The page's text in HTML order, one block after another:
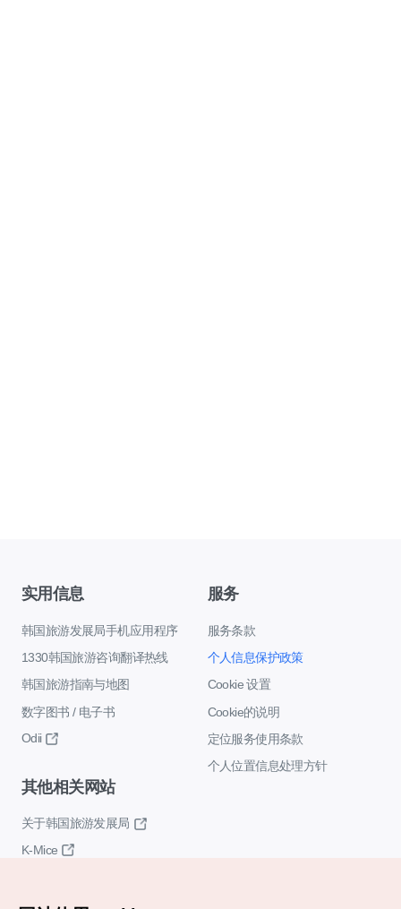
实用信息
韩国旅游发展局手机应用程序
1330韩国旅游咨询翻译热线
韩国旅游指南与地图
数字图书 / 电子书
Odii
服务
服务条款
个人信息保护政策
Cookie 设置
Cookie的说明
定位服务使用条款
个人位置信息处理方针
其他相关网站
关于韩国旅游发展局
K-Mice